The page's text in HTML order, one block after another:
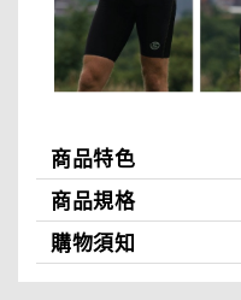
商品特色
商品規格
購物須知